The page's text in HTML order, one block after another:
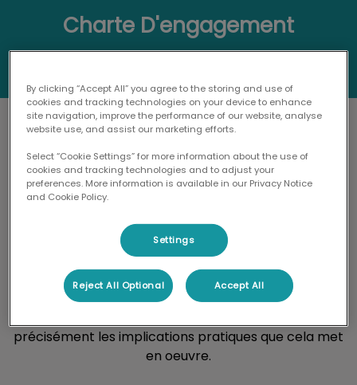
Charte D'engagement
Nous tenons d’abord à préciser qu’en aucun cas, nous
ne prétendons mieux faire que tout vétérinaire
praticien, qui en respectant notre Code de
prodiguer les meilleurs soins aux animaux qui lui sont
confiés.
En donnant un éclairage particulier sur certains
précisément les implications pratiques que cela met
en oeuvre.
By clicking “Accept All” you agree to the storing and use of
cookies and tracking technologies on your device to enhance
site navigation, improve the performance of our website, analyse
website use, and assist our marketing efforts.
Select “Cookie Settings” for more information about the use of
cookies and tracking technologies and to adjust your
preferences. More information is available in our Privacy Notice
and Cookie Policy.
Settings
Reject All Optional Accept All